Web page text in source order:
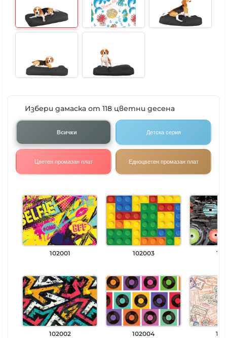
Избери дамаска от 118 цветни десена
Всички Детска серия
Цветен промазан плат Едноцветен промазан плат
102001
102002
102003
102004